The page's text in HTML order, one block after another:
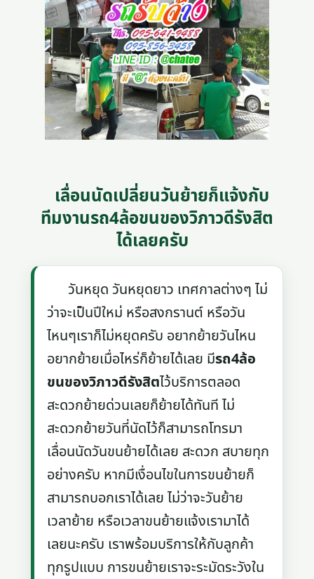
เลื่อนนัดเปลี่ยนวันย้ายก็แจ้งกับ
ทีมงานรถ4ล้อขนของวิภาวดีรังสิต
ได้เลยครับ
วันหยุด วันหยุดยาว เทศกาลต่างๆ ไม่
ว่าจะเป็นปีใหม่ หรือสงกรานต์ หรือวัน
ไหนๆเราก็ไม่หยุดครับ อยากย้ายวันไหน
อยากย้ายเมื่อไหร่ก็ย้ายได้เลย มีรถ4ล้อ
ขนของวิภาวดีรังสิตไว้บริการตลอด
สะดวกย้ายด่วนเลยก็ย้ายได้ทันที ไม่
สะดวกย้ายวันที่นัดไว้ก็สามารถโทรมา
เลื่อนนัดวันขนย้ายได้เลย สะดวก สบายทุก
อย่างครับ หากมีเงื่อนไขในการขนย้ายก็
สามารถบอกเราได้เลย ไม่ว่าจะวันย้าย
เวลาย้าย หรือเวลาขนย้ายแจ้งเรามาได้
เลยนะครับ เราพร้อมบริการให้กับลูกค้า
ทุกรูปแบบ การขนย้ายเราจะระมัดระวังใน